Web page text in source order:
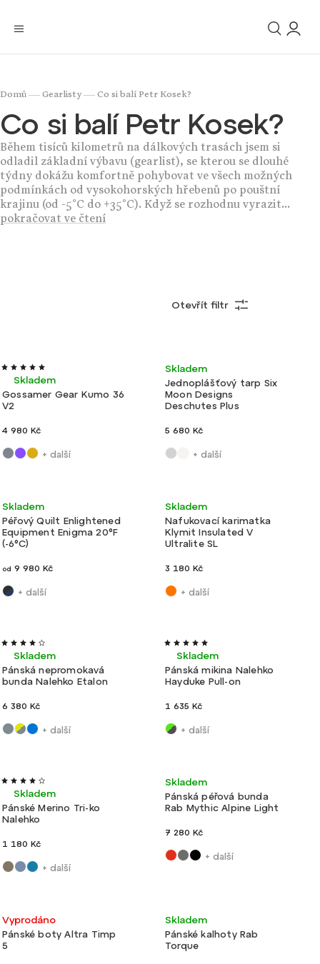
Domů/ Gearlisty/ Co si balí Petr Kosek?
Co si balí Petr Kosek?
Během tisíců kilometrů na dálkových trasách jsem si
odladil základní výbavu (gearlist), se kterou se dlouhé
týdny dokážu komfortně pohybovat ve všech možných
podmínkách od vysokohorských hřebenů po pouštní
krajinu (od -5°C do +35°C). Když se rozhodnu vyrazit...
pokračovat ve čtení
Nejdražší
Abecedně
Otevřít filtr
Ultralehké
Gossamer Gear Kumo 36
V2
Skladem
4 980 Kč
+ další
Velmi lehké
Jednoplášťový tarp Six
Moon Designs
Deschutes Plus
Skladem
5 680 Kč
+ další
Ultralehké
Péřový Quilt Enlightened
Equipment Enigma 20°F
(-6°C)
Skladem
od 9 980 Kč
+ další
Ultralehké
Nafukovací karimatka
Klymit Insulated V
Ultralite SL
Skladem
3 180 Kč
+ další
Tip
Velmi
Pánská nepromokavá
bunda Nalehko Etalon
Skladem
6 380 Kč
+ další
Akce
Pánská mikina Nalehko
Hayduke Pull-on
Skladem
1 635 Kč
+ další
Ultralehké
Pánské Merino Tri-ko
Nalehko
Skladem
1 180 Kč
+ další
Ultralehké
Pánská péřová bunda
Rab Mythic Alpine Light
Skladem
7 280 Kč
+ další
Akce Ultralehké
Pánské boty Altra Timp
5
Vyprodáno Akce
Pánské kalhoty Rab
Torque
Skladem